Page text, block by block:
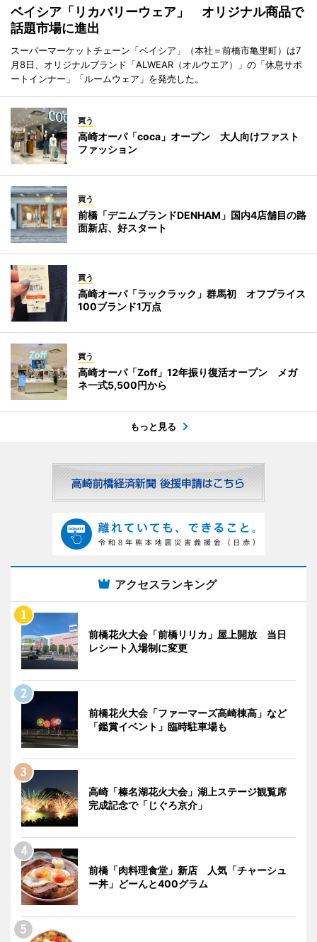
ベイシア「リカバリーウェア」 オリジナル商品で
話題市場に進出
スーパーマーケットチェーン「ベイシア」（本社＝前橋市亀里町）は7
月8日、オリジナルブランド「ALWEAR（オルウエア）」の「休息サポ
ートインナー」「ルームウェア」を発売した。
買う
高崎オーパ「coca」オープン 大人向けファスト
ファッション
買う
前橋「デニムブランドDENHAM」国内4店舗目の路
面新店、好スタート
買う
高崎オーパ「ラックラック」群馬初 オフプライス
100ブランド1万点
買う
高崎オーパ「Zoff」12年振り復活オープン メガ
ネ一式5,500円から
もっと見る
アクセスランキング
前橋花火大会「前橋リリカ」屋上開放 当日
レシート入場制に変更
前橋花火大会「ファーマーズ高崎棟高」など
「鑑賞イベント」臨時駐車場も
高崎「榛名湖花火大会」湖上ステージ観覧席
完成記念で「じぐろ京介」
前橋「肉料理食堂」新店 人気「チャーシュ
ー丼」どーんと400グラム